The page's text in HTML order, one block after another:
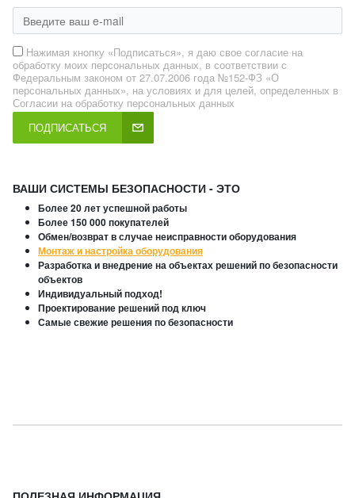
Нажимая кнопку «Подписаться», я даю свое согласие на
обработку моих персональных данных, в соответствии с
Федеральным законом от 27.07.2006 года №152-ФЗ «О
персональных данных», на условиях и для целей, определенных в
Согласии на обработку персональных данных
ПОДПИСАТЬСЯ
ВАШИ СИСТЕМЫ БЕЗОПАСНОСТИ - ЭТО
Более 20 лет успешной работы
Более 150 000 покупателей
Обмен/возврат в случае неисправности оборудования
Монтаж и настройка оборудования
Разработка и внедрение на объектах решений по безопасности
объектов
Индивидуальный подход!
Проектирование решений под ключ
Самые свежие решения по безопасности